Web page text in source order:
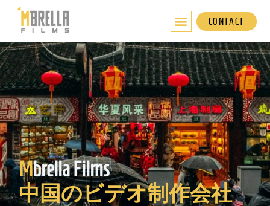
ス
キ
ッ
プ
CONTACT
Mbrella Films
中国のビデオ制作会社